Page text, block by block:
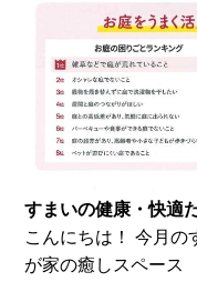
すまいの健康・快適
こんにちは！ 今月の
が家の癒しスペース